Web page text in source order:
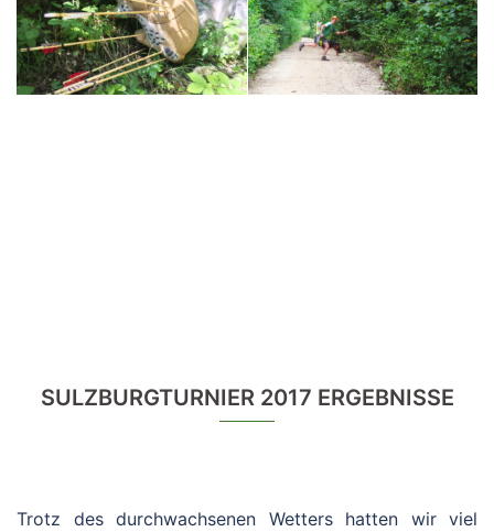
SULZBURGTURNIER 2017 ERGEBNISSE
Trotz des durchwachsenen Wetters hatten wir viel